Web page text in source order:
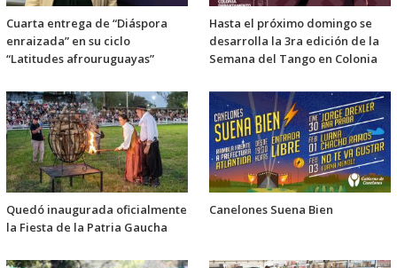
Cuarta entrega de “Diáspora
enraizada” en su ciclo
“Latitudes afrouruguayas”
Hasta el próximo domingo se
desarrolla la 3ra edición de la
Semana del Tango en Colonia
Quedó inaugurada oficialmente
la Fiesta de la Patria Gaucha
Canelones Suena Bien